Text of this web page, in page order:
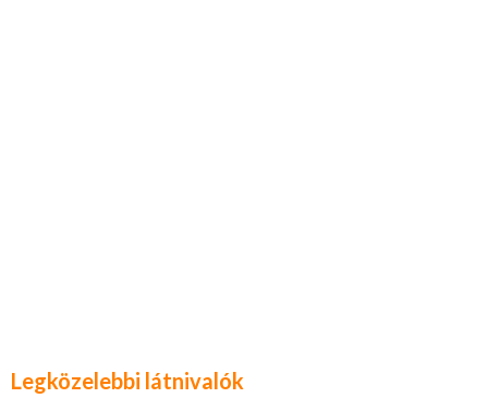
Legközelebbi látnivalók